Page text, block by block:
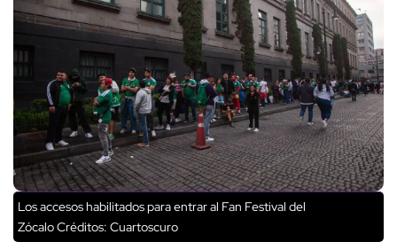
Los accesos habilitados para entrar al Fan Festival del
ZócaloCréditos: Cuartoscuro